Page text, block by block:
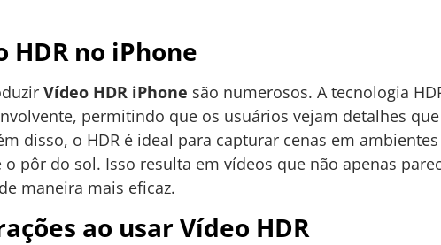
HDR no iPhone
Vídeo HDR iPhone são numerosos. A tecnologia
permitindo que os usuários vejam detalhes
disso, o HDR é ideal para capturar cenas em
pôr do sol. Isso resulta em vídeos que não apenas
maneira mais eficaz.
ao usar Vídeo HDR